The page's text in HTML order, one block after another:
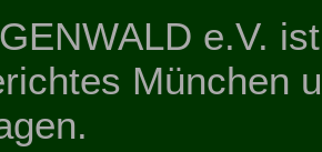
e.V.
München